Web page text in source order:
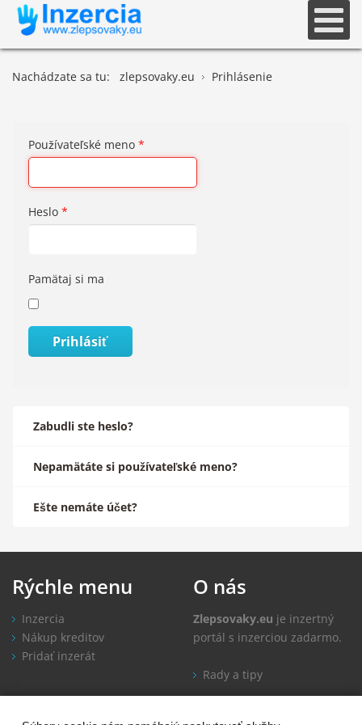
Nachádzate sa tu: zlepsovaky.eu Prihlásenie
Používateľské meno *
Heslo *
Pamätaj si ma
Prihlásiť
Zabudli ste heslo?
Nepamätáte si používateľské meno?
Ešte nemáte účet?
Rýchle menu
Inzercia
Nákup kreditov
Pridať inzerát
O nás
Zlepsovaky.eu je inzertný
portál s inzerciou zadarmo.
Rady a tipy
Informácie Kontakt